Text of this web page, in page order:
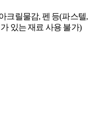
크릴물감, 펜 등(파스텔,
있는 재료 사용 불가)